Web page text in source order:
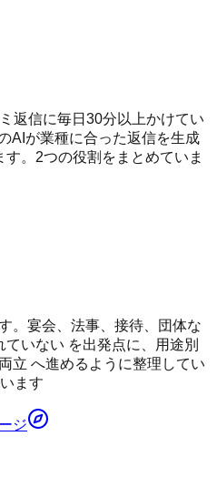
返信に毎日30分以上かけてい
AIが業種に合った返信を生成
。2つの役割をまとめていま
。宴会、法事、接待、団体な
いない を出発点に、用途別
立 へ進めるように整理してい
ます
ジ